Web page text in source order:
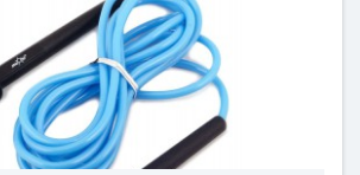
модели, применяемые в разных